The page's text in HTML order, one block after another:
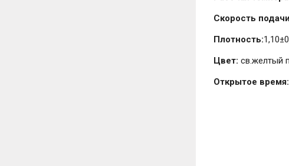
Скорость
Плотность:
Цвет: св.желтый
Открытое время: